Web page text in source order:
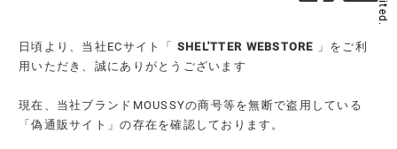
日頃より、当社ECサイト「 SHEL'TTER WEBSTORE 」をご利
用いただき、誠にありがとうございます
現在、当社ブランドMOUSSYの商号等を無断で盗用している
「偽通販サイト」の存在を確認しております。